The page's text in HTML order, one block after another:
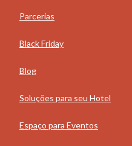
Parcerias
Black Friday
Blog
Soluções para seu Hotel
Espaço para Eventos